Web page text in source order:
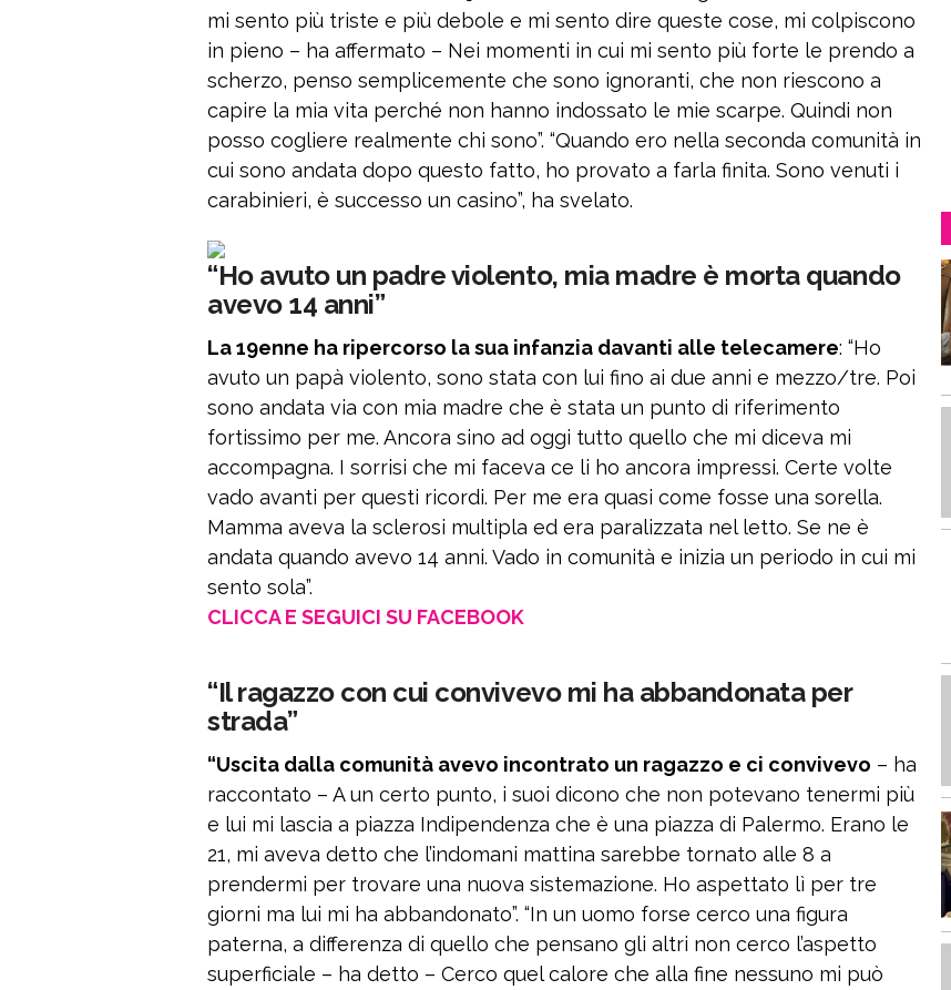
mi sento più triste e più debole e mi sento dire queste cose, mi colpiscono
in pieno – ha affermato – Nei momenti in cui mi sento più forte le prendo a
scherzo, penso semplicemente che sono ignoranti, che non riescono a
capire la mia vita perché non hanno indossato le mie scarpe. Quindi non
posso cogliere realmente chi sono”. “Quando ero nella seconda comunità in
cui sono andata dopo questo fatto, ho provato a farla finita. Sono venuti i
carabinieri, è successo un casino”, ha svelato.
“Ho avuto un padre violento, mia madre è morta quando
avevo 14 anni”
La 19enne ha ripercorso la sua infanzia davanti alle telecamere: “Ho
avuto un papà violento, sono stata con lui fino ai due anni e mezzo/tre. Poi
sono andata via con mia madre che è stata un punto di riferimento
fortissimo per me. Ancora sino ad oggi tutto quello che mi diceva mi
accompagna. I sorrisi che mi faceva ce li ho ancora impressi. Certe volte
vado avanti per questi ricordi. Per me era quasi come fosse una sorella.
Mamma aveva la sclerosi multipla ed era paralizzata nel letto. Se ne è
andata quando avevo 14 anni. Vado in comunità e inizia un periodo in cui mi
sento sola”.
CLICCA E SEGUICI SU FACEBOOK
“Il ragazzo con cui convivevo mi ha abbandonata per
strada”
“Uscita dalla comunità avevo incontrato un ragazzo e ci convivevo – ha
raccontato – A un certo punto, i suoi dicono che non potevano tenermi più
e lui mi lascia a piazza Indipendenza che è una piazza di Palermo. Erano le
21, mi aveva detto che l’indomani mattina sarebbe tornato alle 8 a
prendermi per trovare una nuova sistemazione. Ho aspettato lì per tre
giorni ma lui mi ha abbandonato”. “In un uomo forse cerco una figura
paterna, a differenza di quello che pensano gli altri non cerco l’aspetto
superficiale – ha detto – Cerco quel calore che alla fine nessuno mi può